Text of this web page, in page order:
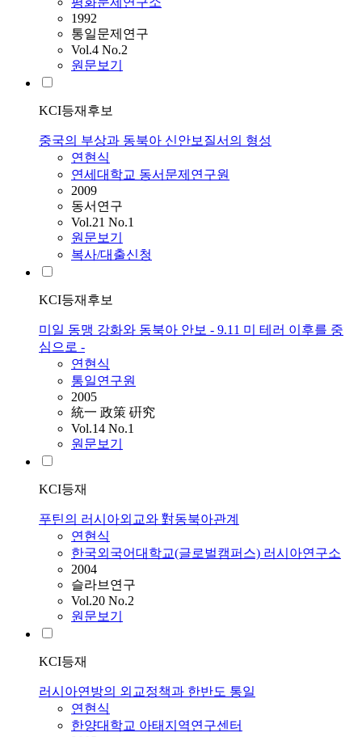
1992
통일문제연구
Vol.4 No.2
원문보기
KCI등재후보
중국의 부상과 동북아 신안보질서의 형성
연현식
연세대학교 동서문제연구원
2009
동서연구
Vol.21 No.1
원문보기
복사/대출신청
KCI등재후보
미일 동맹 강화와 동북아 안보 - 9.11 미 테러 이후를 중
심으로 -
연현식
통일연구원
2005
統一 政策 硏究
Vol.14 No.1
원문보기
KCI등재
푸틴의 러시아외교와 對동북아관계
연현식
한국외국어대학교(글로벌캠퍼스) 러시아연구소
2004
슬라브연구
Vol.20 No.2
원문보기
KCI등재
러시아연방의 외교정책과 한반도 통일
연현식
한양대학교 아태지역연구센터